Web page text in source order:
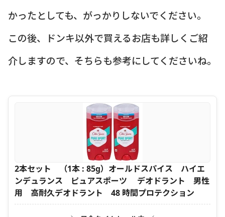
かったとしても、がっかりしないでください。
この後、ドンキ以外で買えるお店も詳しくご紹
介しますので、そちらも参考にしてくださいね。
2本セット （1本 : 85g）オールドスパイス ハイエ
ンデュランス ピュアスポーツ デオドラント 男性
用 高耐久デオドラント 48 時間プロテクション